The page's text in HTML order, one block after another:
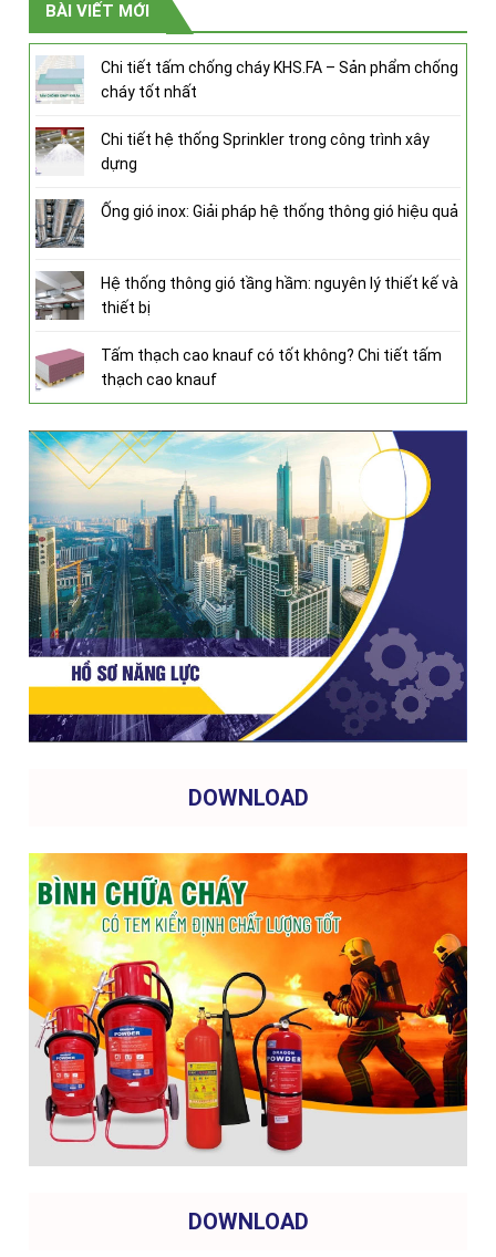
BÀI VIẾT MỚI
Chi tiết tấm chống cháy KHS.FA – Sản phẩm chống
cháy tốt nhất
Chi tiết hệ thống Sprinkler trong công trình xây
dựng
Ống gió inox: Giải pháp hệ thống thông gió hiệu quả
Hệ thống thông gió tầng hầm: nguyên lý thiết kế và
thiết bị
Tấm thạch cao knauf có tốt không? Chi tiết tấm
thạch cao knauf
DOWNLOAD
DOWNLOAD